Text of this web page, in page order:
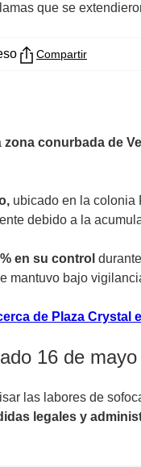
que se
Compartir
zona conurbada de
ubicado en la colonia
debido a la
en su control
mantuvo bajo
de Plaza Crystal
16 de
las labores de
legales y